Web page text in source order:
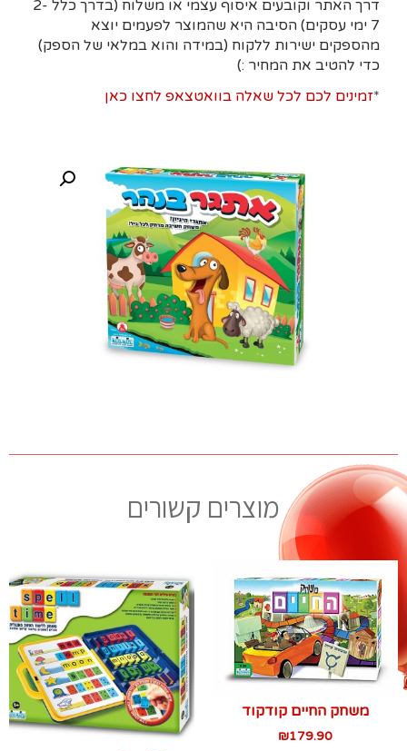
דרך האתר וקובעים איסוף עצמי או משלוח (בדרך כלל 2-
7 ימי עסקים)
הסיבה היא שהמוצר לפעמים יוצא
מהספקים ישירות ללקוח (במידה והוא במלאי של הספק)
כדי להטיב את המחיר :)
*זמינים לכם לכל שאלה בוואטצאפ לחצו כאן
מוצרים קשורים
משחק החיים קודקוד
₪179.90